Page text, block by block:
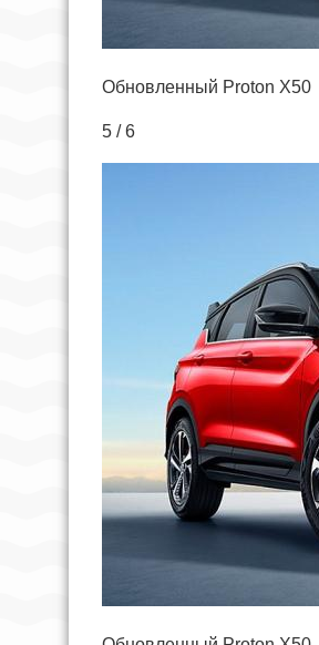
Обновленный Proton X50
5 / 6